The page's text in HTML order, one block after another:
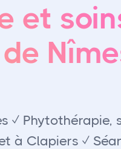
et
✓ Phytothérapie,
à Clapiers ✓